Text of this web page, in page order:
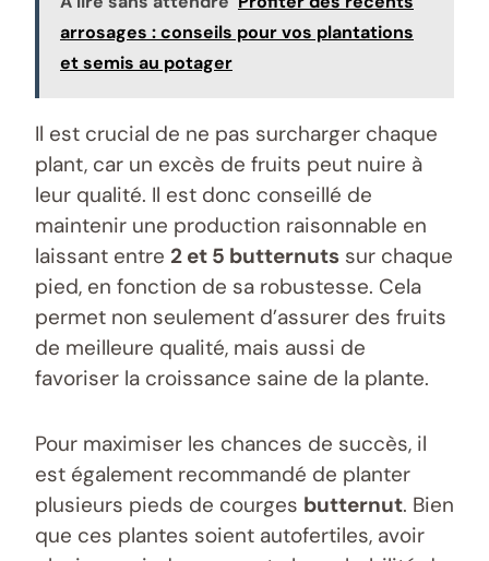
arrosages : conseils pour vos plantations
et semis au potager
Il est crucial de ne pas surcharger chaque
plant, car un excès de fruits peut nuire à
leur qualité. Il est donc conseillé de
maintenir une production raisonnable en
laissant entre 2 et 5 butternuts sur chaque
pied, en fonction de sa robustesse. Cela
permet non seulement d’assurer des fruits
de meilleure qualité, mais aussi de
favoriser la croissance saine de la plante.
Pour maximiser les chances de succès, il
est également recommandé de planter
plusieurs pieds de courges butternut. Bien
que ces plantes soient autofertiles, avoir